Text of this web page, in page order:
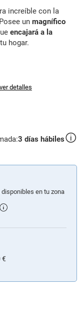
increíble con la
un magnífico
encajará a la
hogar.
ver detalles
3 días hábiles
en tu zona
€